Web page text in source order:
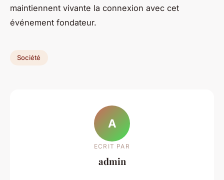
maintiennent vivante la connexion avec cet
événement fondateur.
Société
A
ECRIT PAR
admin